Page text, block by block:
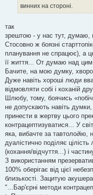
винних на стороні.
так
зрештою - у нас тут, думаю,
Стосовно ж боязні
планування не спрацює), а
її життя... От думаю над цим
Бачите, на мою думку,
Дуже навіть хороші люди
відмовляти собі і коханій
Шлюбу, тому, боячись
не допускають навіть
принести в жертву цього
контрацептизуватися... У
яка, вибачте за тавтоло∂ію,
дуалістично поділяє
(кохання/відчуття...) і
З використанням
100% оберігає від цієї
близькості. Зацитую
"...Бар'єрні методи